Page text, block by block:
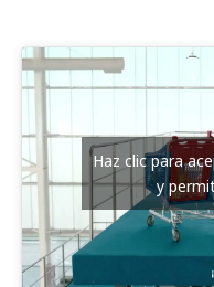
Haz clic para
y